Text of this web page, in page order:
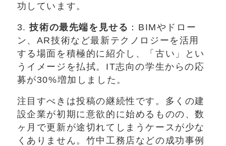
功しています。
3.技術の最先端を見せる ：BIMやドロー
ン、AR技術など最新テクノロジーを活用
する場面を積極的に紹介し、「古い」とい
うイメージを払拭。IT志向の学生からの応
募が30%増加しました。
注目すべきは投稿の継続性です。多くの建
設企業が初期に意欲的に始めるものの、数
ヶ月で更新が途切れてしまうケースが少な
くありません。竹中工務店などの成功事例